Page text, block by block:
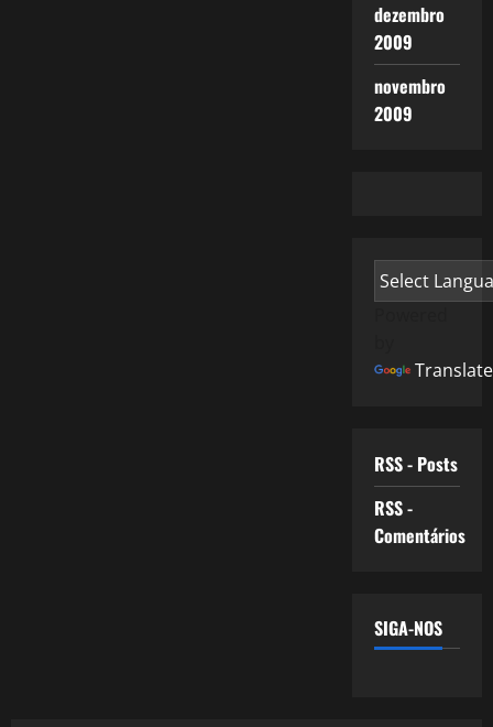
dezembro
2009
novembro
2009
Translate
RSS - Posts
RSS -
Comentários
SIGA-NOS